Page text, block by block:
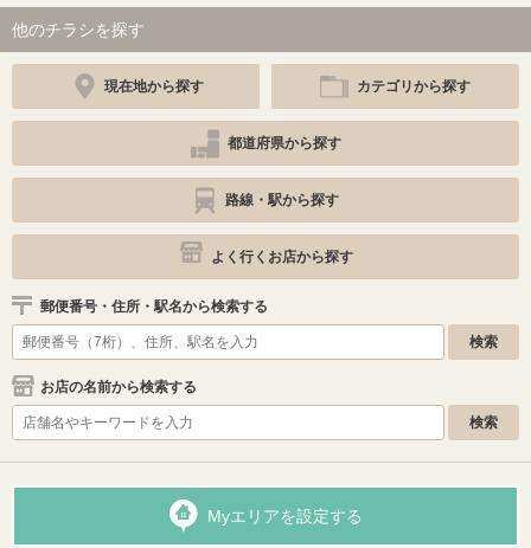
他のチラシを探す
現在地から探す カテゴリから探す
都道府県から探す
路線・駅から探す
よく行くお店から探す
郵便番号・住所・駅名から検索する
お店の名前から検索する
Myエリアを設定する